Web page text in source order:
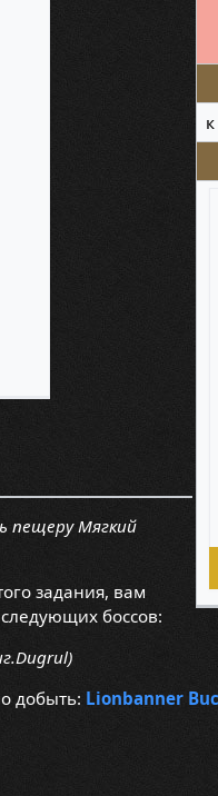
пещеру Мягкий
задания, вам
боссов:
добыть: Lionbanner